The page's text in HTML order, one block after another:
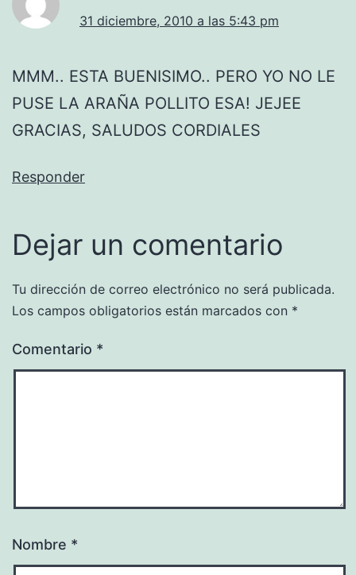
31 diciembre, 2010 a las 5:43 pm
MMM.. ESTA BUENISIMO.. PERO YO NO LE
PUSE LA ARAÑA POLLITO ESA! JEJEE
GRACIAS, SALUDOS CORDIALES
Responder
Dejar un comentario
Tu dirección de correo electrónico no será publicada.
Los campos obligatorios están marcados con *
Comentario *
Nombre *